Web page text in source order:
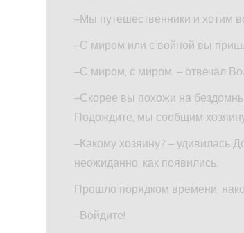
–Мы путешественники и хотим
–С миром или с войной вы
–С миром, с миром, – отвечал
–Скорее вы похожи на
Подождите, мы сообщим
–Какому хозяину? – удивилась
неожиданно, как появились.
Прошло порядком времени,
–Войдите!